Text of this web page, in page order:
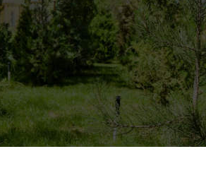
Prezidentiniń “Diniy-
jumısın túpkilikli jetilistiriw
2018-jıl 16-apreldegi PP-5416-sanlı
tastıyıqlanǵan ilajlar
6-bántinde belgilengen
támiyinlew maqsetinde
mákemesiniń 2018-jıl 30-
sanlı buyrıǵı tastıyıqlanǵan. Usı
ibn Ahmad al-Beruniy
jıl 10-iyunnan baslap “Quranı